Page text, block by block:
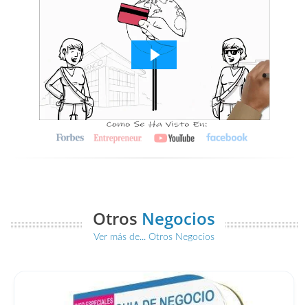
Otros Negocios
Ver más de... Otros Negocios